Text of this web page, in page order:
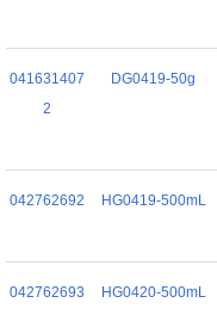
041631407
2
DG0419-50g
042762692 HG0419-500mL
042762693 HG0420-500mL